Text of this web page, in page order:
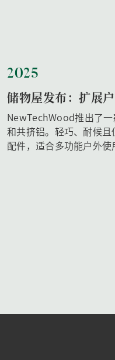
2025
储物屋发布：扩展
NewTechWood推出了
和共挤铝。轻巧、耐候且
配件，适合多功能户外使